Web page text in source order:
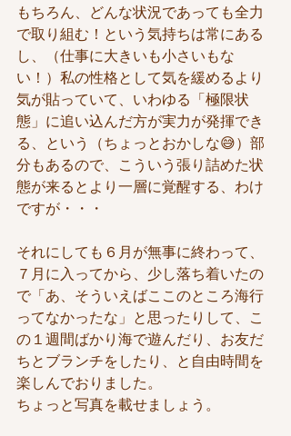
もちろん、どんな状況であっても全力
で取り組む！という気持ちは常にある
し、（仕事に大きいも小さいもな
い！）私の性格として気を緩めるより
気が貼っていて、いわゆる「極限状
態」に追い込んだ方が実力が発揮でき
る、という（ちょっとおかしな😅）部
分もあるので、こういう張り詰めた状
態が来るとより一層に覚醒する、わけ
ですが・・・
それにしても６月が無事に終わって、
７月に入ってから、少し落ち着いたの
で「あ、そういえばここのところ海行
ってなかったな」と思ったりして、こ
の１週間ばかり海で遊んだり、お友だ
ちとブランチをしたり、と自由時間を
楽しんでおりました。
ちょっと写真を載せましょう。